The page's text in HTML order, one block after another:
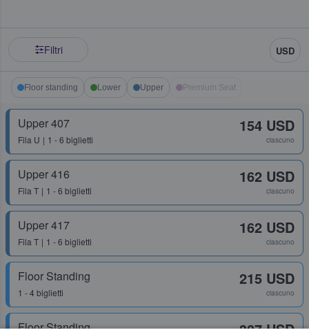
Filtri USD
Floor standing Lower Upper Premium Seat
Upper 407
Fila U 1 - 6 biglietti
154 USD
ciascuno
Upper 416
Fila T 1 - 6 biglietti
162 USD
ciascuno
Upper 417
Fila T 1 - 6 biglietti
162 USD
ciascuno
Floor Standing
1 - 4 biglietti
215 USD
ciascuno